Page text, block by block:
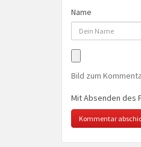
Name
Bild zum
Mit Absenden des